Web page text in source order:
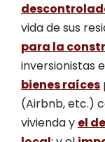
vida de sus
para la
inversionistas
bienes raíces
(Airbnb, etc.)
vivienda y el